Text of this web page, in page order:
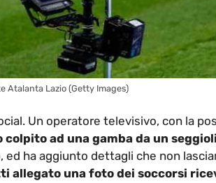
Atalanta Lazio (Getty Images)
Un operatore televisivo, con la
colpito ad una gamba da un
ha aggiunto dettagli che non
allegato una foto dei soccorsi